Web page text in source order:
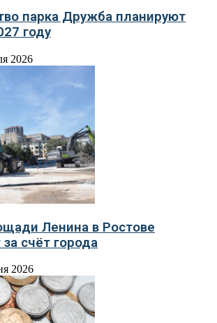
парка Дружба планируют
году
2026
Ленина в Ростове
счёт города
2026